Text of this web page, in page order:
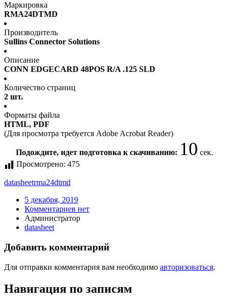
Маркировка
RMA24DTMD
Производитель
Sullins Connector Solutions
Описание
CONN EDGECARD 48POS R/A .125 SLD
Количество страниц
2 шт.
Форматы файла
HTML, PDF
(Для просмотра требуется Adobe Acrobat Reader)
Подождите, идет подготовка к скачиванию: 10 сек.
Просмотрено: 475
datasheetrma24dtmd
5 декабря, 2019
Комментариев нет
Администратор
datasheet
Добавить комментарий
Для отправки комментария вам необходимо авторизоваться.
Навигация по записям